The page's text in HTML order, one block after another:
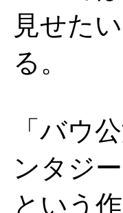
見せた
る。
「バウ
ンタジ
という